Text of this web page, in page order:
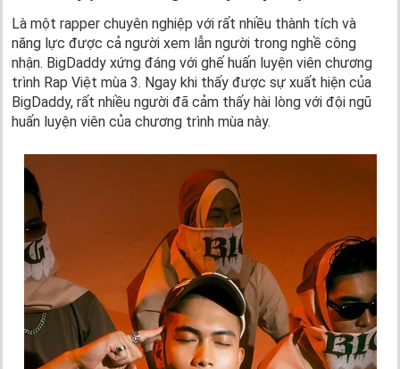
Là một rapper chuyên nghiệp với rất nhiều thành tích và
năng lực được cả người xem lẫn người trong nghề công
nhận. BigDaddy xứng đáng với ghế huấn luyện viên chương
trình Rap Việt mùa 3. Ngay khi thấy được sự xuất hiện của
BigDaddy, rất nhiều người đã cảm thấy hài lòng với đội ngũ
huấn luyện viên của chương trình mùa này.